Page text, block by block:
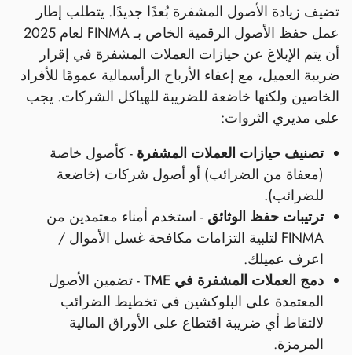
تضيف زيادة الأصول المشفرة بُعدًا جديدًا. يتطلب إطار
عمل حفظ الأصول الرقمية الخاص بـ FINMA لعام 2025
أن يتم الإبلاغ عن حيازات العملات المشفرة في إقرار
ضريبة العميل، مع إعفاء الأرباح الرأسمالية عمومًا للأفراد
الخاصين ولكنها خاضعة للضريبة للهياكل الشركات. يجب
على مديري الثروات:
تصنيف حيازات العملات المشفرة - كأصول خاصة
(معفاة من الضرائب) أو أصول شركات (خاضعة
للضرائب).
ترتيبات حفظ الوثائق - استخدم أمناء معتمدين من
FINMA لتلبية التزامات مكافحة غسل الأموال /
اعرف عميلك.
دمج العملات المشفرة في TME
- تضمين الأصول
المعتمدة على البلوكشين في تخطيط الضرائب
لالتقاط أي ضريبة اقتطاع على الأوراق المالية
المرمزة.